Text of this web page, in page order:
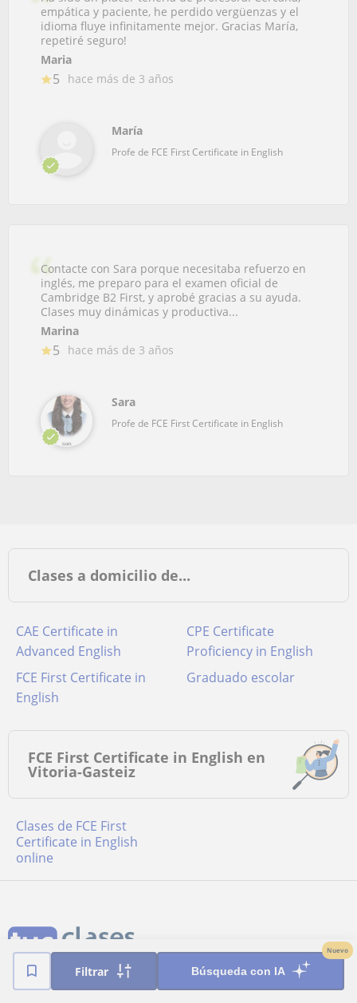
Filtrar Búsqueda con IA
Nuevo
empática y paciente, he perdido vergüenzas y el
idioma fluye infinitamente mejor. Gracias María,
repetiré seguro!
Maria
5 hace más de 3 años
María
Profe de FCE First Certificate in English
Contacte con Sara porque necesitaba refuerzo en
inglés, me preparo para el examen oficial de
Cambridge B2 First, y aprobé gracias a su ayuda.
Clases muy dinámicas y productiva...
Marina
5 hace más de 3 años
Sara
Profe de FCE First Certificate in English
Clases a domicilio de...
CAE Certificate in
Advanced English
CPE Certificate
Proficiency in English
FCE First Certificate in
English
Graduado escolar
FCE First Certificate in English en
Vitoria-Gasteiz
Clases de FCE First
Certificate in English
online